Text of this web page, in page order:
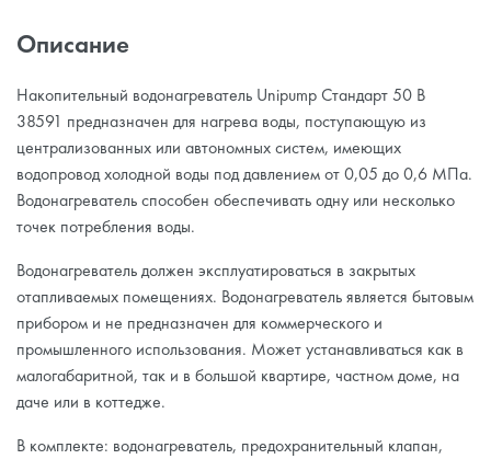
Описание
Накопительный водонагреватель Unipump Стандарт 50 В
38591 предназначен для нагрева воды, поступающую из
централизованных или автономных систем, имеющих
водопровод холодной воды под давлением от 0,05 до 0,6 МПа.
Водонагреватель способен обеспечивать одну или несколько
точек потребления воды.
Водонагреватель должен эксплуатироваться в закрытых
отапливаемых помещениях. Водонагреватель является бытовым
прибором и не предназначен для коммерческого и
промышленного использования. Может устанавливаться как в
малогабаритной, так и в большой квартире, частном доме, на
даче или в коттедже.
В комплекте: водонагреватель, предохранительный клапан,